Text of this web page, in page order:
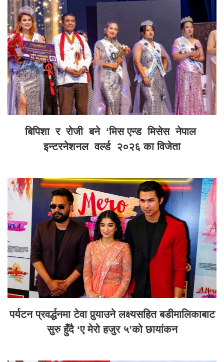
बिपिशा र रोजी बने ‘मिस एन्ड मिसेस नेपाल
इन्टरनेशनल वर्ल्ड २०२६ का विजेता
पर्यटन प्रवर्द्धनमा टेवा पुर्‍याउने लक्ष्यसहित बडीमालिकाबाट
सुरु हुँदै ‘ए मेरो हजुर ५’को छायांकन